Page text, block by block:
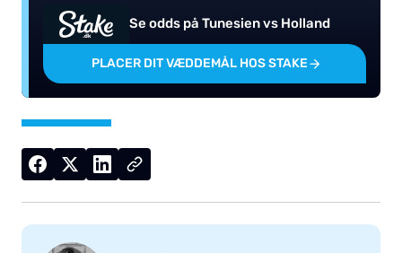
Se odds på Tunesien vs Holland
PLACER DIT VÆDDEMÅL HOS STAKE